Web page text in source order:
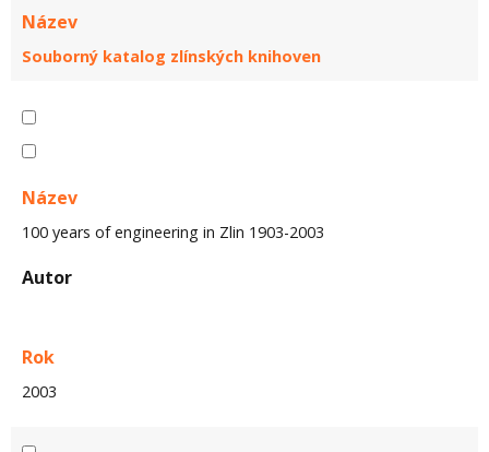
Název
Souborný katalog zlínských knihoven
Název
100 years of engineering in Zlin 1903-2003
Autor
Rok
2003